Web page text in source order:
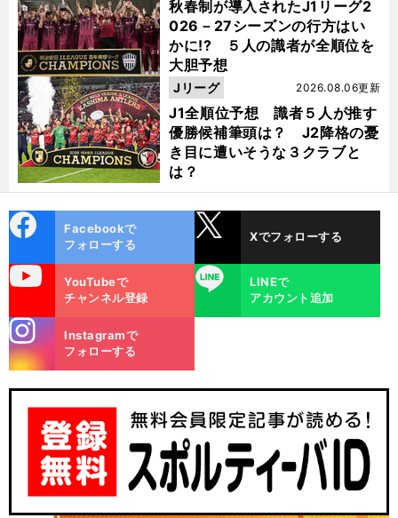
秋春制が導入されたJ1リーグ2
026－27シーズンの行方はい
かに!? ５人の識者が全順位を
大胆予想
J1全順位予想 識者５人が推す
優勝候補筆頭は？ J2降格の憂
き目に遭いそうな３クラブと
は？
2026.08.06更新
Jリーグ
ok
Facebookで
フォローする
Xでフォローする
YouTubeで
チャンネル登録
LINE
LINEで
アカウント追加
m
Instagramで
フォローする